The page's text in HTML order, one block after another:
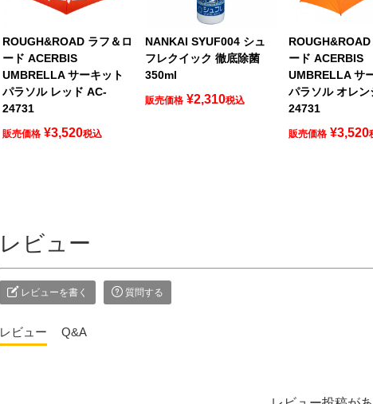
ROUGH&ROAD ラフ＆ロ
ード ACERBIS
UMBRELLA サーキット
パラソル レッド AC-
24731
販売価格 ¥3,520税込
NANKAI SYUF004 シュ
フレクイック 徹底除菌
350ml
販売価格 ¥2,310税込
ROUGH&ROAD
ード ACERBIS
UMBRELLA サ
パラソル オレン
24731
販売価格 ¥3,520
レビュー
レビューを書く 質問する
レビュー Q&A